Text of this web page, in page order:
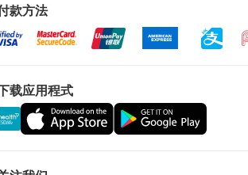
款方法
载应用程式